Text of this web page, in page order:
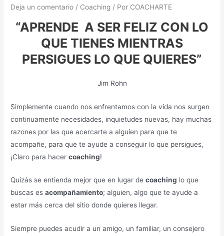
Deja un comentario / Coaching / Por COACHARTE
“APRENDE A SER FELIZ CON LO
QUE TIENES MIENTRAS
PERSIGUES LO QUE QUIERES”
Jim Rohn
Simplemente cuando nos enfrentamos con la vida nos surgen
continuamente necesidades, inquietudes nuevas, hay muchas
razones por las que acercarte a alguien para que te
acompañe, para que te ayude a conseguir lo que persigues,
¡Claro para hacercoaching!
Quizás se entienda mejor que en lugar decoaching lo que
buscas esacompañamiento; alguien, algo que te ayude a
estar más cerca del sitio donde quieres llegar.
Siempre puedes acudir a un amigo, un familiar, un consejero